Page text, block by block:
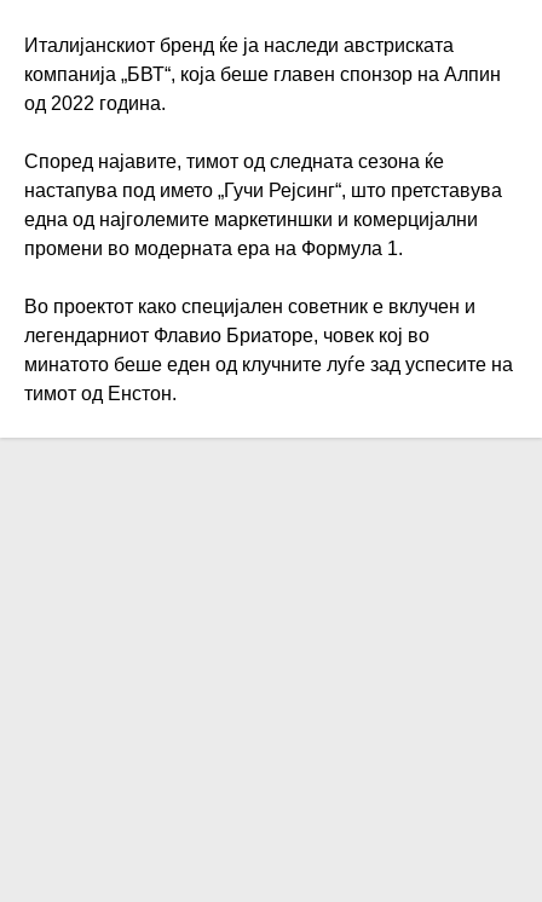
Италијанскиот бренд ќе ја наследи австриската
компанија „БВТ“, која беше главен спонзор на Алпин
од 2022 година.
Според најавите, тимот од следната сезона ќе
настапува под името „Гучи Рејсинг“, што претставува
една од најголемите маркетиншки и комерцијални
промени во модерната ера на Формула 1.
Во проектот како специјален советник е вклучен и
легендарниот Флавио Бриаторе, човек кој во
минатото беше еден од клучните луѓе зад успесите на
тимот од Енстон.